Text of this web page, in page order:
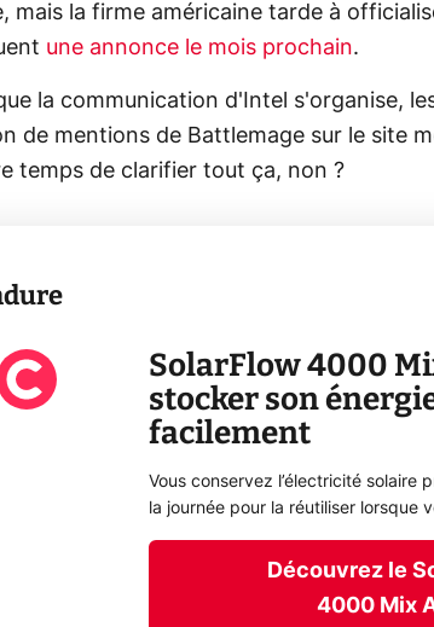
mais la firme américaine tarde à
une annonce le mois prochain.
la communication d'Intel s'organise,
de mentions de Battlemage sur le site
temps de clarifier tout ça, non ?
SolarFlow 4000
stocker son
facilement
Vous conservez l’électricité solaire
la journée pour la réutiliser lorsque
Découvrez le
4000 Mix